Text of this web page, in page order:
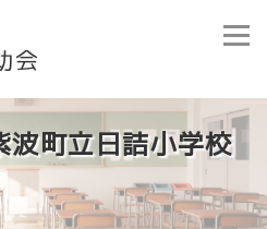
会
町立日詰小学校